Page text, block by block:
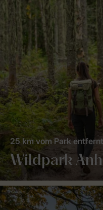
Wildpark
25 km vom Park entfernt